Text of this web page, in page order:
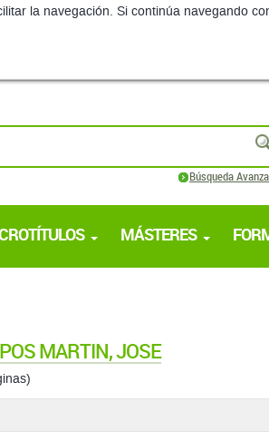
la navegación. Si continúa navegando
Búsqueda
MÁSTERES
MARTIN, JOSE